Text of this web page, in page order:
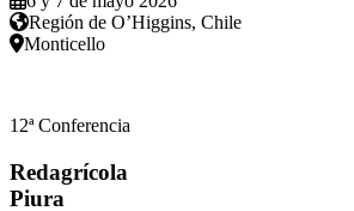
Región de O’Higgins, Chile
Monticello
12ª Conferencia
Redagrícola
Piura